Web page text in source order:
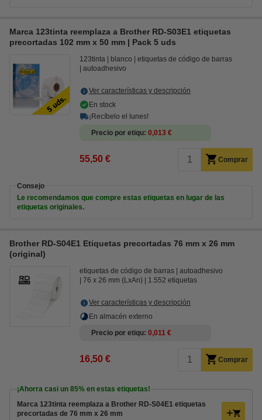
Marca 123tinta reemplaza a Brother RD-S03E1 etiquetas
precortadas 102 mm x 50 mm | Pack 5 uds
123tinta blanco
etiquetas de código de barras
autoadhesivo
Ver características y descripción
En stock
¡Recíbelo el lunes!
Precio por etiqu 0,013 €
55,50 € Comprar
Consejo
Le recomendamos que compre estas etiquetas en lugar de las
etiquetas originales.
Brother RD-S04E1 Etiquetas precortadas 76 mm x 26 mm
(original)
etiquetas de código de barras
autoadhesivo
76 x 26 mm (LxAn)
1.552 etiquetas
Ver características y descripción
En almacén externo
Precio por etiqu 0,011 €
16,50 € Comprar
¡Ahorra casi un 85% en estas etiquetas!
Marca 123tinta reemplaza a Brother RD-S04E1 etiquetas
precortadas de 76 mm x 26 mm